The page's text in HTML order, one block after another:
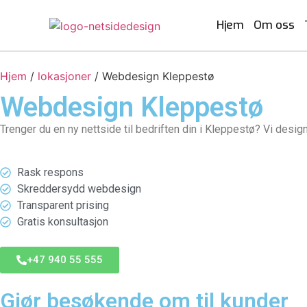
Hjem Om oss
Designtjenester
UI UX Design
Tilpasset Webdesign
Portefølje Webdesign
B2B e-handels webdesign
Frontend utvikling
Hvit etikett
Reise og gjestfrihet
Reisebyråer
Arrangementer og opplevelser
Hvem vi er og hva vi gjør.
Karrierer
Få et
Hjem / lokasjoner / Webdesign Kleppestø
Webdesign Kleppestø
Trenger du en ny nettside til bedriften din i Kleppestø? Vi
Rask respons
Skreddersydd webdesign
Transparent prising
Gratis konsultasjon
+47 940 55 555
Gjør besøkende om til kunder